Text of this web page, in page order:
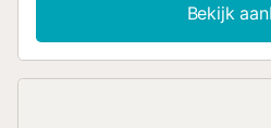
Bekijk